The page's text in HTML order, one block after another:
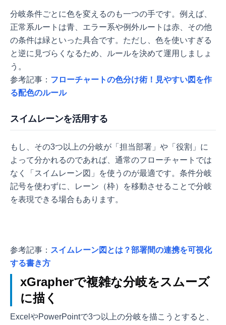
分岐条件ごとに色を変えるのも一つの手です。例えば、
正常系ルートは青、エラー系や例外ルートは赤、その他
の条件は緑といった具合です。ただし、色を使いすぎる
と逆に見づらくなるため、ルールを決めて運用しましょ
う。
参考記事： フローチャートの色分け術！見やすい図を作
る配色のルール
スイムレーンを活用する
もし、その3つ以上の分岐が「担当部署」や「役割」に
よって分かれるのであれば、通常のフローチャートでは
なく「スイムレーン図」を使うのが最適です。条件分岐
記号を使わずに、レーン（枠）を移動させることで分岐
を表現できる場合もあります。
参考記事： スイムレーン図とは？部署間の連携を可視化
する書き方
xGrapherで複雑な分岐をスムーズ
に描く
ExcelやPowerPointで3つ以上の分岐を描こうとすると、